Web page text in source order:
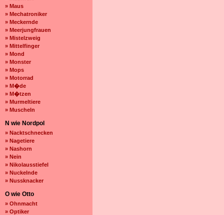
» Maus
» Mechatroniker
» Meckernde
» Meerjungfrauen
» Mistelzweig
» Mittelfinger
» Mond
» Monster
» Mops
» Motorrad
» M�de
» M�tzen
» Murmeltiere
» Muscheln
N wie Nordpol
» Nacktschnecken
» Nagetiere
» Nashorn
» Nein
» Nikolausstiefel
» Nuckelnde
» Nussknacker
O wie Otto
» Ohnmacht
» Optiker